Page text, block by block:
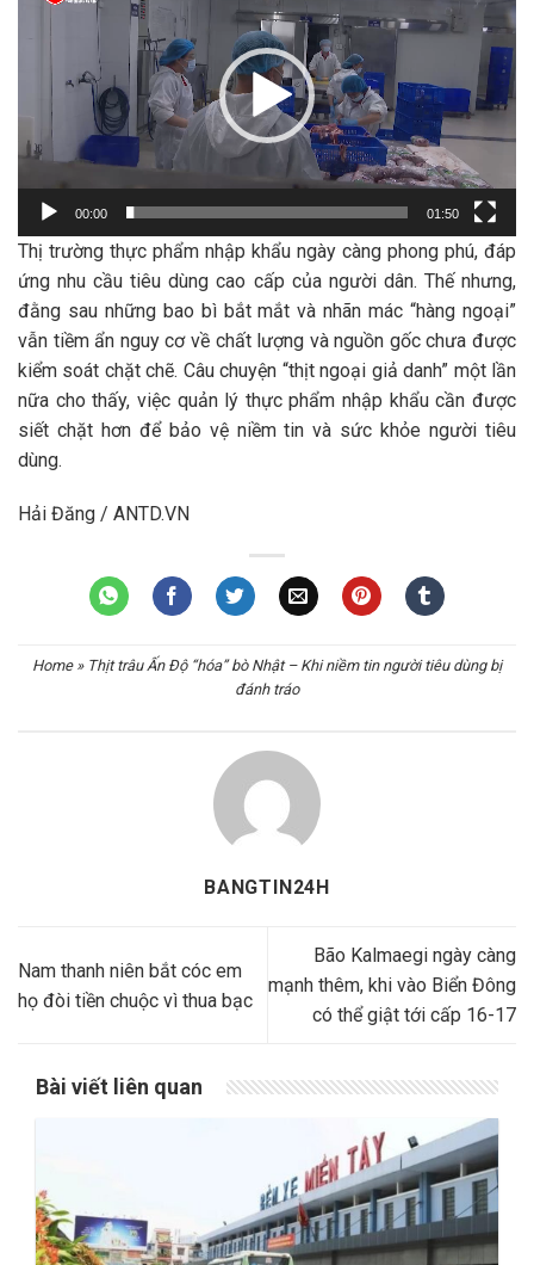
00:00 01:50
Thị trường thực phẩm nhập khẩu ngày càng phong phú, đáp
ứng nhu cầu tiêu dùng cao cấp của người dân. Thế nhưng,
đằng sau những bao bì bắt mắt và nhãn mác “hàng ngoại”
vẫn tiềm ẩn nguy cơ về chất lượng và nguồn gốc chưa được
kiểm soát chặt chẽ. Câu chuyện “thịt ngoại giả danh” một lần
nữa cho thấy, việc quản lý thực phẩm nhập khẩu cần được
siết chặt hơn để bảo vệ niềm tin và sức khỏe người tiêu
dùng.
Hải Đăng / ANTD.VN
Home» Thịt trâu Ấn Độ “hóa” bò Nhật – Khi niềm tin người tiêu dùng bị
đánh tráo
BANGTIN24H
Nam thanh niên bắt cóc em
họ đòi tiền chuộc vì thua bạc
Bão Kalmaegi ngày càng
mạnh thêm, khi vào Biển Đông
có thể giật tới cấp 16-17
Bài viết liên quan